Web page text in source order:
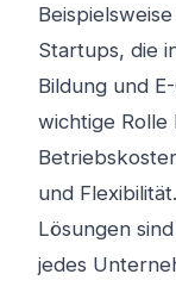
Startups, die
Bildung und
wichtige
und
Lösungen
jedes